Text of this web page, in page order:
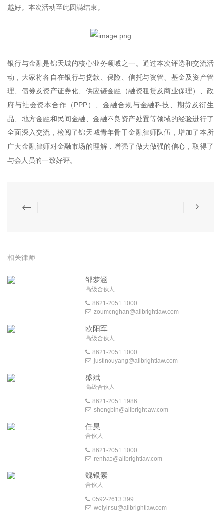
越好。本次活动至此圆满结束。
银行与金融是锦天城的核心业务领域之一。通过本次评选和交流活
动，大家将各自在银行与贷款、保险、信托与资管、基金及资产管
理、债券及资产证券化、供应链金融（融资租赁及商业保理）、政
府与社会资本合作（PPP）、金融合规与金融科技、期货及衍生
品、地方金融和民间金融、金融不良资产处置等领域的经验进行了
全面深入交流，检阅了锦天城青年骨干金融律师队伍，增加了本所
广大金融律师对金融市场的理解，增强了做大做强的信心，取得了
与会人员的一致好评。
相关律师
邹梦涵
高级合伙人
8621-2051 1000
zoumenghan@allbrightlaw.com
欧阳军
高级合伙人
8621-2051 1000
justinouyang@allbrightlaw.com
盛斌
高级合伙人
8621-2051 1986
shengbin@allbrightlaw.com
任昊
合伙人
8621-2051 1000
renhao@allbrightlaw.com
魏银素
合伙人
0592-2613 399
weiyinsu@allbrightlaw.com